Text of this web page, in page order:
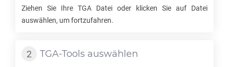
Ziehen Sie Ihre TGA Datei oder klicken Sie auf Datei
auswählen, um fortzufahren.
TGA-Tools auswählen